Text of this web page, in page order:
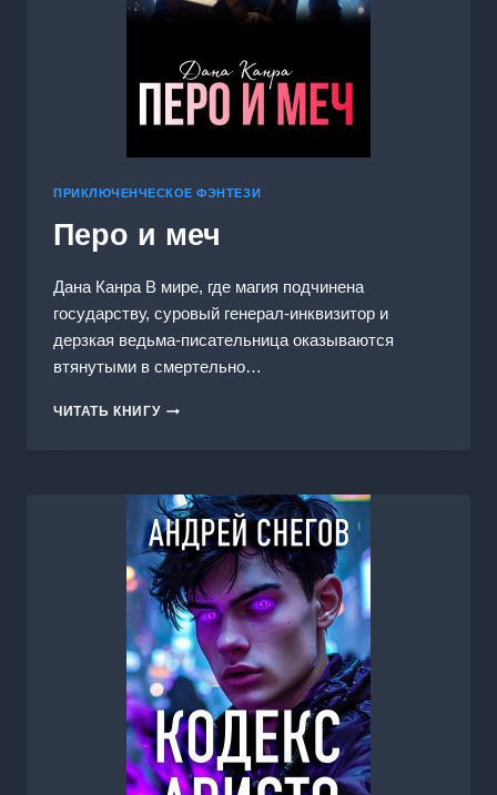
ПРИКЛЮЧЕНЧЕСКОЕ ФЭНТЕЗИ
Перо и меч
Дана Канра В мире, где магия подчинена
государству, суровый генерал-инквизитор и
дерзкая ведьма-писательница оказываются
втянутыми в смертельно…
ЧИТАТЬ КНИГУПЕРО